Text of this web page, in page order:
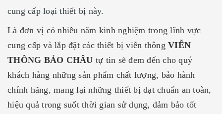
cung cấp loại thiết bị này.
Là đơn vị có nhiều năm kinh nghiệm trong lĩnh vực
cung cấp và lắp đặt các thiết bị viễn thông VIỄN
THÔNG BẢO CHÂU tự tin sẽ đem đến cho quý
khách hàng những sản phẩm chất lượng, bảo hành
chính hãng, mang lại những thiết bị đạt chuẩn an toàn,
hiệu quả trong suốt thời gian sử dụng, đảm bảo tốt